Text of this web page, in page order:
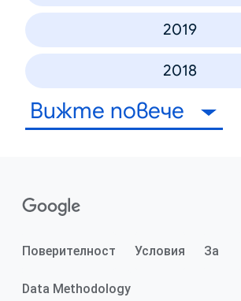
2019
2018
Вижте повече
Поверителност Условия За
Data Methodology